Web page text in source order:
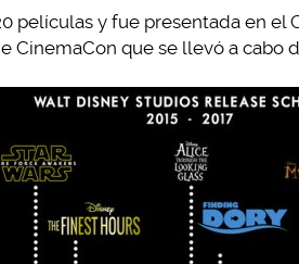
películas y fue presentada en el
CinemaCon que se llevó a cabo